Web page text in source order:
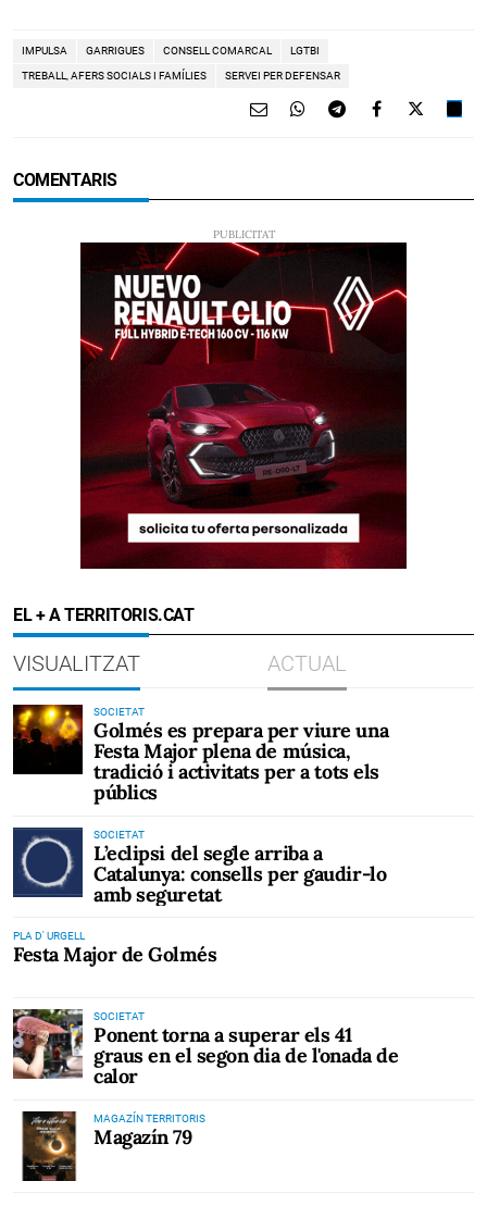
IMPULSA GARRIGUES CONSELL COMARCAL LGTBI
TREBALL, AFERS SOCIALS I FAMÍLIES SERVEI PER DEFENSAR
COMENTARIS
EL + A TERRITORIS.CAT
VISUALITZAT ACTUAL
SOCIETAT
Golmés es prepara per viure una
Festa Major plena de música,
tradició i activitats per a tots els
públics
SOCIETAT
L’eclipsi del segle arriba a
Catalunya: consells per gaudir-lo
amb seguretat
PLA D' URGELL
Festa Major de Golmés
SOCIETAT
Ponent torna a superar els 41
graus en el segon dia de l'onada de
calor
MAGAZÍN TERRITORIS
Magazín 79